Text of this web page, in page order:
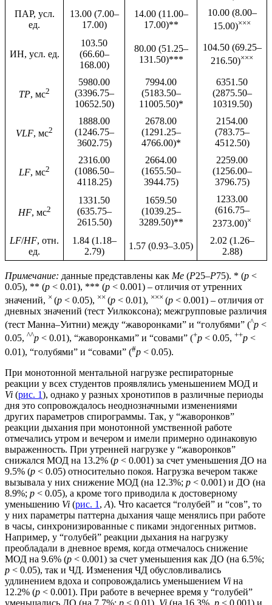
ПАР, усл.
ед.
13.00 (7.00–
17.00)
14.00 (11.00–
17.00)**
10.00 (8.00–
15.00)×××
ИН, усл. ед.
103.50
(66.60–
168.00)
80.00 (51.25–
131.50)***
104.50 (69.25–
216.50)×××
TР, мс2
5980.00
(3396.75–
10652.50)
7994.00
(5183.50–
11005.50)*
6351.50
(2875.50–
10319.50)
VLF, мс2
1888.00
(1246.75–
3602.75)
2678.00
(1291.25–
4766.00)*
2154.00
(783.75–
4512.50)
LF, мс2
2316.00
(1086.50–
4118.25)
2664.00
(1655.50–
3944.75)
2259.00
(1256.00–
3796.75)
HF, мс2
1331.50
(635.75–
2615.50)
1659.50
(1039.25–
3289.50)**
1233.00
(616.75–
2373.00)×
LF/HF, отн.
ед.
1.84 (1.18–
2.79)
1.57 (0.93–3.05)
2.02 (1.26–
2.88)
Примечание: данные представлены как Me (Р25–Р75). * (p <
0.05), ** (p < 0.01), *** (p < 0.001) – отличия от утренних
значений, × (p < 0.05), ×× (p < 0.01), ××× (p < 0.001) – отличия от
дневных значений (тест Уилкоксона); межгрупповые различия
(тест Манна–Уитни) между “жаворонками” и “голубями” (^p <
0.05, ^^p < 0.01), “жаворонками” и “совами” (+p < 0.05, ++p <
0.01), “голубями” и “совами” (#p < 0.05).
При монотонной ментальной нагрузке респираторные
реакции у всех студентов проявлялись уменьшением МОД и
Vi (рис. 1), однако у разных хронотипов в различные периоды
дня это сопровождалось неоднозначными изменениями
других параметров спирограммы. Так, у “жаворонков”
реакции дыхания при монотонной умственной работе
отмечались утром и вечером и имели примерно одинаковую
выраженность. При утренней нагрузке у “жаворонков”
снижался МОД на 13.2% (p < 0.001) за счет уменьшения ДО на
9.5% (p < 0.05) относительно покоя. Нагрузка вечером также
вызывала у них снижение МОД (на 12.3%; p < 0.001) и ДО (на
8.9%; p < 0.05), а кроме того приводила к достоверному
уменьшению Vi (рис. 1 , А). Что касается “голубей” и “сов”, то
у них параметры паттерна дыхания чаще менялись при работе
в часы, синхронизированные с пиками эндогенных ритмов.
Например, у “голубей” реакции дыхания на нагрузку
преобладали в дневное время, когда отмечалось снижение
МОД на 9.6% (p < 0.001) за счет уменьшения как ДО (на 6.5%;
p < 0.05), так и ЧД. Изменения ЧД обусловливались
удлинением вдоха и сопровождались уменьшением Vi на
12.2% (p < 0.001). При работе в вечернее время у “голубей”
уменьшались ДО (на 7.7%; p < 0.01), Vi (на 16.3%, p < 0.001) и